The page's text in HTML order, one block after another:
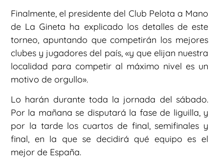
Finalmente, el presidente del Club Pelota a Mano
de La Gineta ha explicado los detalles de este
torneo, apuntando que competirán los mejores
clubes y jugadores del país, «y que elijan nuestra
localidad para competir al máximo nivel es un
motivo de orgullo».
Lo harán durante toda la jornada del sábado.
Por la mañana se disputará la fase de liguilla, y
por la tarde los cuartos de final, semifinales y
final, en la que se decidirá qué equipo es el
mejor de España.